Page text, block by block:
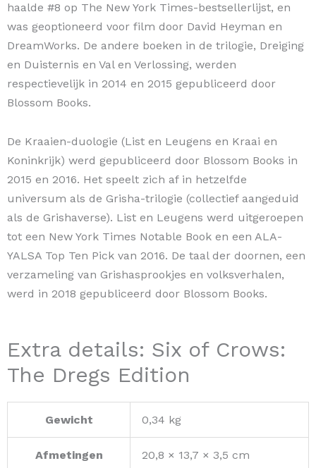
haalde #8 op The New York Times-bestsellerlijst, en
was geoptioneerd voor film door David Heyman en
DreamWorks. De andere boeken in de trilogie, Dreiging
en Duisternis en Val en Verlossing, werden
respectievelijk in 2014 en 2015 gepubliceerd door
Blossom Books.
De Kraaien-duologie (List en Leugens en Kraai en
Koninkrijk) werd gepubliceerd door Blossom Books in
2015 en 2016. Het speelt zich af in hetzelfde
universum als de Grisha-trilogie (collectief aangeduid
als de Grishaverse). List en Leugens werd uitgeroepen
tot een New York Times Notable Book en een ALA-
YALSA Top Ten Pick van 2016. De taal der doornen, een
verzameling van Grishasprookjes en volksverhalen,
werd in 2018 gepubliceerd door Blossom Books.
Extra details: Six of Crows:
The Dregs Edition
Gewicht 0,34 kg
Afmetingen 20,8 × 13,7 × 3,5 cm